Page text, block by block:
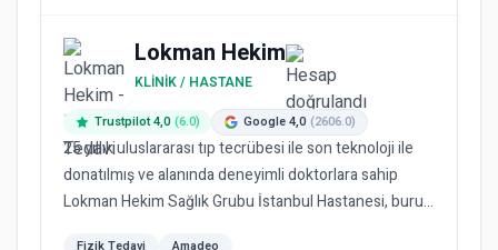
Lokman Hekim
KLINIK / HASTANE
Trustpilot 4,0 (6.0) Google 4,0 (2606.0)
25 yıllık uluslararası tıp tecrübesi ile son teknoloji ile
donatılmış ve alanında deneyimli doktorlara sahip
Lokman Hekim Sağlık Grubu İstanbul Hastanesi, burun
Fizik Tedavi
Amadeo